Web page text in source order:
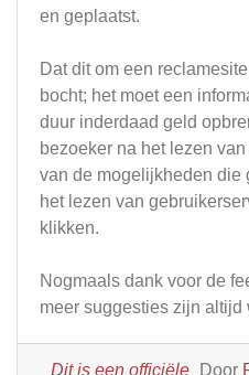
en geplaatst.
Dat dit om een
bocht; het moet een
duur inderdaad geld
bezoeker na het lezen
van de mogelijkheden die
het lezen van
klikken.
Nogmaals dank voor de
meer suggesties zijn altijd
Door
Dit is een officiële